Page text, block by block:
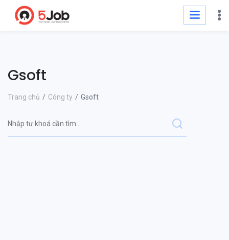
Gsoft
Trang chủ Công ty Gsoft